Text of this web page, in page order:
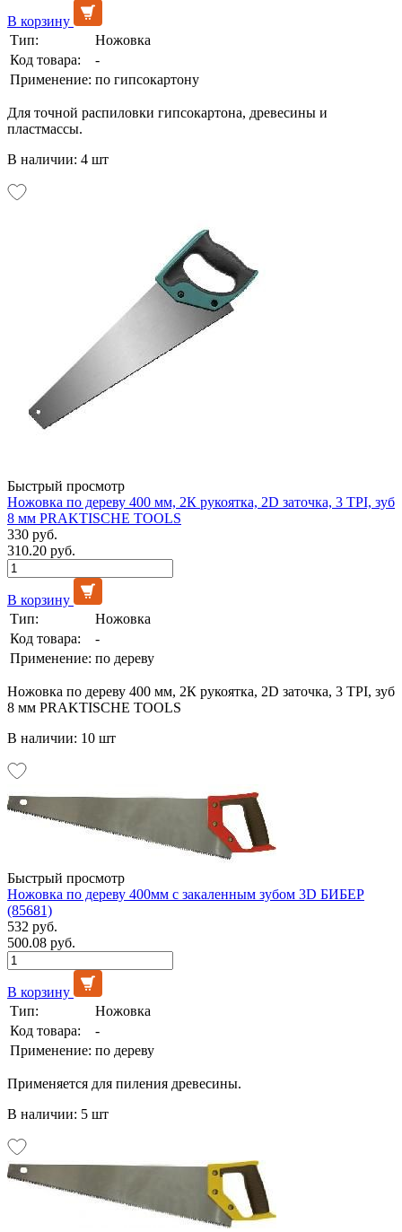
В корзину
Тип:
Ножовка
Код товара:
-
Применение: по гипсокартону
Для точной распиловки гипсокартона, древесины и
пластмассы.
В наличии: 4 шт
Быстрый просмотр
Ножовка по дереву 400 мм, 2К рукоятка, 2D заточка, 3 TPI, зуб
8 мм PRAKTISCHE TOOLS
330 руб.
310.20 руб.
В корзину
Тип:
Ножовка
Код товара:
-
Применение: по дереву
Ножовка по дереву 400 мм, 2К рукоятка, 2D заточка, 3 TPI, зуб
8 мм PRAKTISCHE TOOLS
В наличии: 10 шт
Быстрый просмотр
Ножовка по дереву 400мм с закаленным зубом 3D БИБЕР
(85681)
532 руб.
500.08 руб.
В корзину
Тип:
Ножовка
Код товара:
-
Применение: по дереву
Применяется для пиления древесины.
В наличии: 5 шт